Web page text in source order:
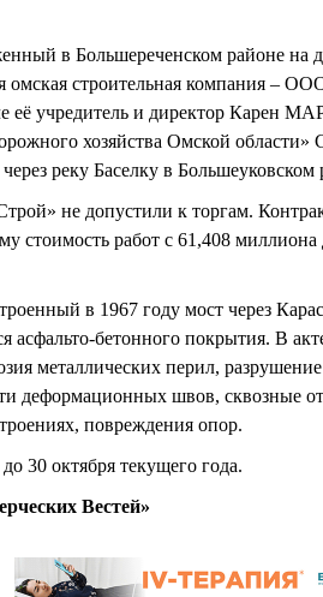
в Большереченском районе на
омская строительная компания –
её учредитель и директор Карен
хозяйства Омской области»
реку Баселку в Большеуковском
не допустили к торгам.
стоимость работ с 61,408 миллиона
в 1967 году мост через
асфальто-бетонного покрытия. В
металлических перил,
деформационных швов, сквозные
повреждения опор.
30 октября текущего года.
Вестей»